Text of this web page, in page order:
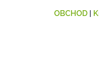
OBCHOD |